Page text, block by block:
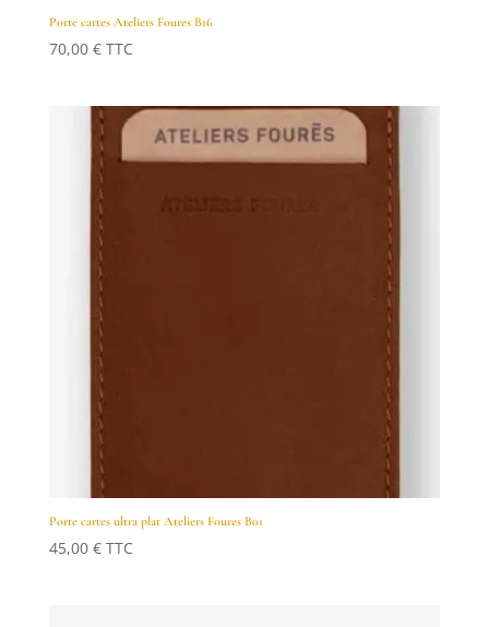
Porte cartes Ateliers Foures B16
70,00 € TTC
Porte cartes ultra plat Ateliers Foures B01
45,00 € TTC